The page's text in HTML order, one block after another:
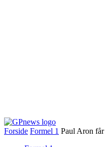
Forside Formel 1 Paul Aron